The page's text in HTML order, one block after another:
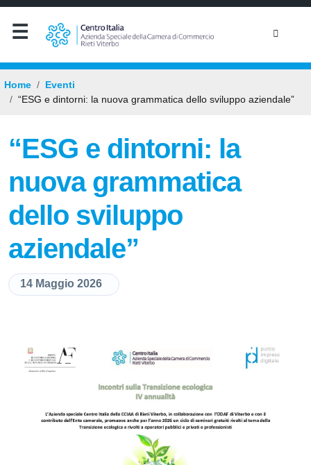
Home
Eventi
“ESG e dintorni: la nuova grammatica dello sviluppo aziendale”
“ESG e dintorni: la
nuova grammatica
dello sviluppo
aziendale”
14 Maggio 2026